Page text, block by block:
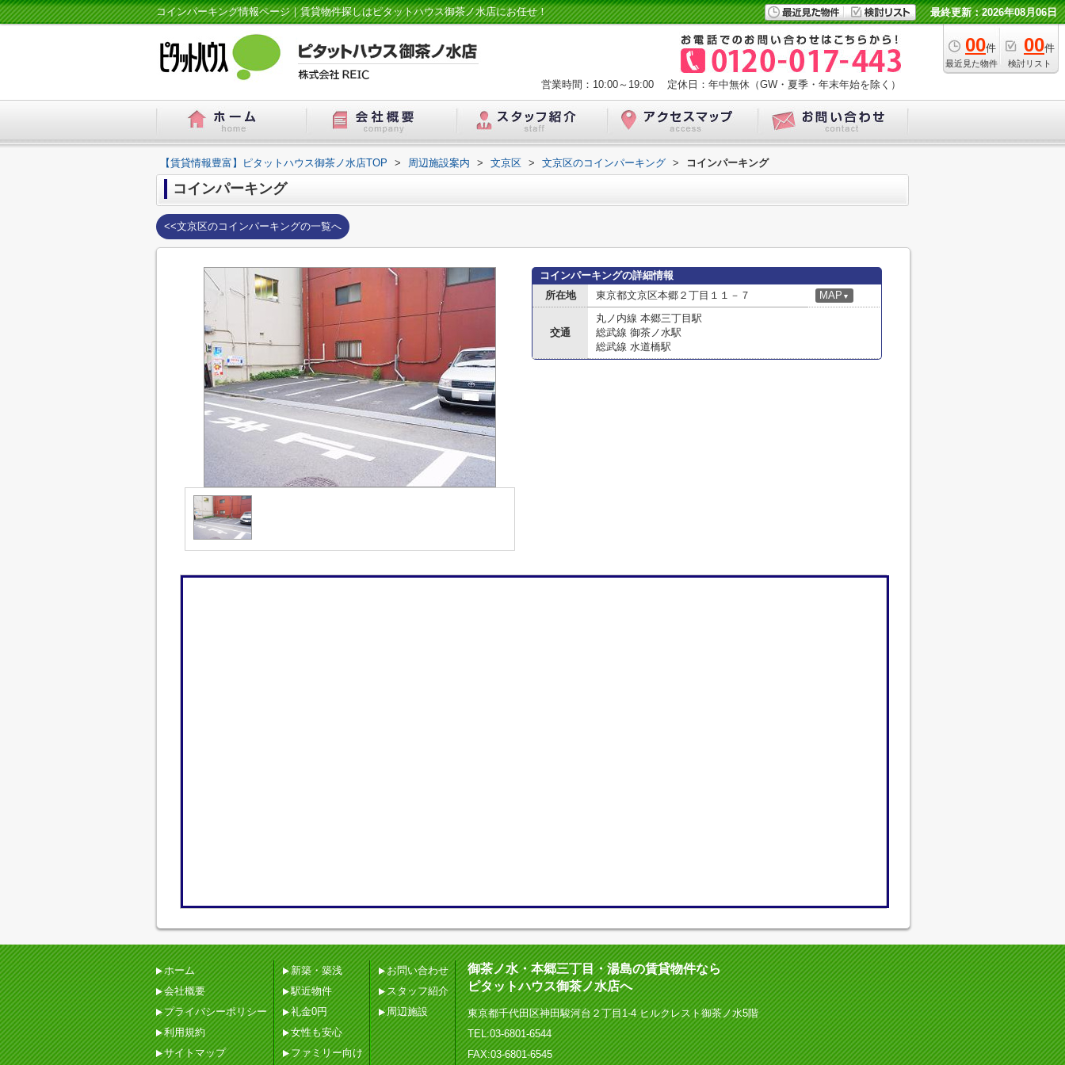
コインパーキング情報ページ｜賃貸物件探しはピタットハウス御茶ノ水店にお任せ！ 最終更新：2026年08月06日
00件
最近見た物件
00件
検討リスト
営業時間：10:00～19:00 定休日：年中無休（GW・夏季・年末年始を除く）
【賃貸情報豊富】ピタットハウス御茶ノ水店TOP > 周辺施設案内 > 文京区 > 文京区のコインパーキング > コインパーキング
コインパーキング
<<文京区のコインパーキングの一覧へ
コインパーキングの詳細情報
所在地
東京都文京区本郷２丁目１１－７ MAP ▼
交通
丸ノ内線 本郷三丁目駅
総武線 御茶ノ水駅
総武線 水道橋駅
ホーム
会社概要
プライバシーポリシー
利用規約
サイトマップ
新築・築浅
駅近物件
礼金0円
女性も安心
ファミリー向け
お問い合わせ
スタッフ紹介
周辺施設
御茶ノ水・本郷三丁目・湯島の賃貸物件なら
ピタットハウス御茶ノ水店へ
東京都千代田区神田駿河台２丁目1-4 ヒルクレスト御茶ノ水5階
TEL:03-6801-6544
FAX:03-6801-6545